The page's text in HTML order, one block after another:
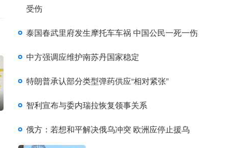
受伤
泰国春武里府发生摩托车车祸 中国公民一死一伤
中方强调应维护南苏丹国家稳定
特朗普承认部分类型弹药供应“相对紧张”
智利宣布与委内瑞拉恢复领事关系
俄方：若想和平解决俄乌冲突 欧洲应停止援乌